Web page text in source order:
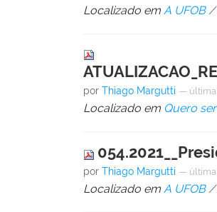
Localizado em A UFOB /
porThiago Margutti —
Localizado em Quero
porThiago Margutti —
Localizado em A UFOB /